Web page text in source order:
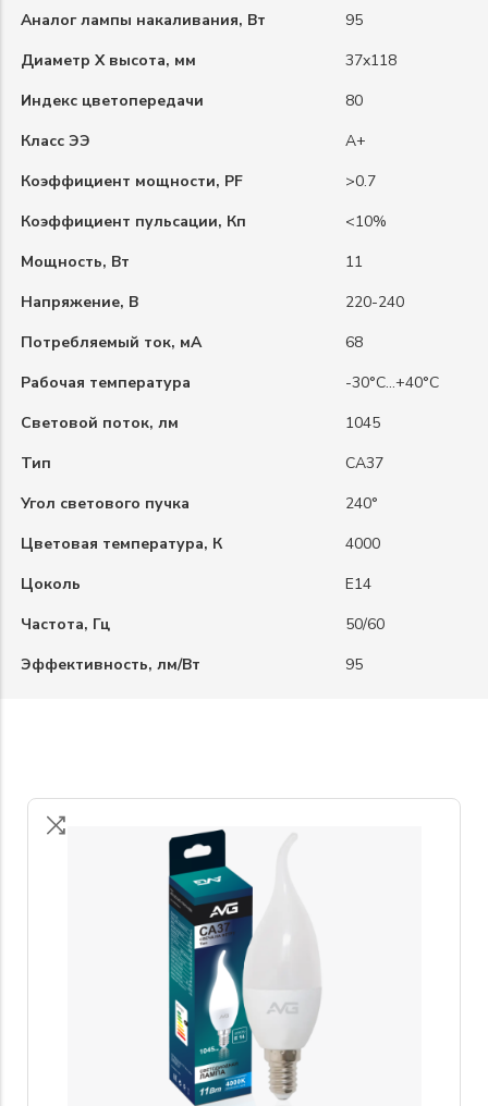
Аналог лампы накаливания, Вт
95
Диаметр X высота, мм
37x118
Индекс цветопередачи
80
Класс ЭЭ
А+
Коэффициент мощности, PF
>0.7
Коэффициент пульсации, Кп
<10%
Мощность, Вт
11
Напряжение, В
220-240
Потребляемый ток, мА
68
Рабочая температура
-30°C…+40°C
Световой поток, лм
1045
Тип
CA37
Угол светового пучка
240°
Цветовая температура, К
4000
Цоколь
E14
Частота, Гц
50/60
Эффективность, лм/Вт
95